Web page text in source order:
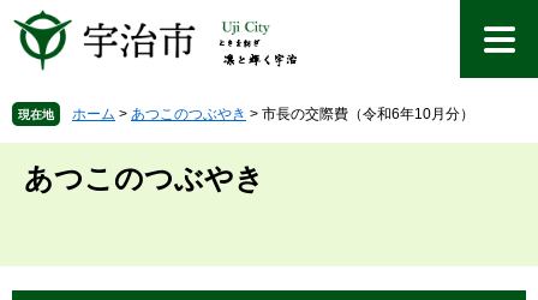
先を
文
へ
現在地 ホーム > あつこのつぶやき > 市長の交際費（令和6年10月分）
あつこのつぶやき